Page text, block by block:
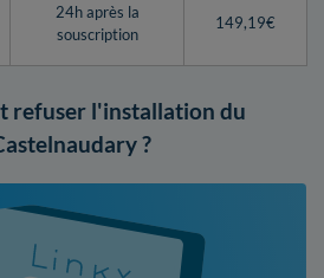
24h après la
souscription
149,19€
refuser l'installation du
?